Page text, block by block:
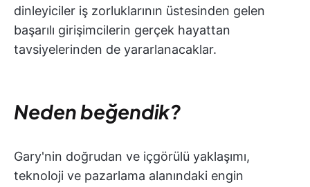
dinleyiciler iş zorluklarının üstesinden gelen
başarılı girişimcilerin gerçek hayattan
tavsiyelerinden de yararlanacaklar.
Neden beğendik?
Gary'nin doğrudan ve içgörülü yaklaşımı,
teknoloji ve pazarlama alanındaki engin